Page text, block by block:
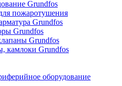
Grundfos
пожаротушения
Grundfos
Grundfos
Grundfos
камлоки Grundfos
оборудование